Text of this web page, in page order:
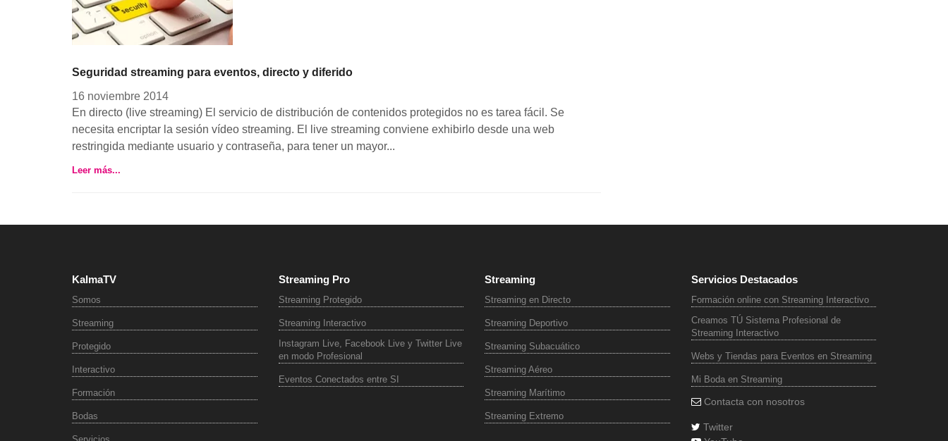
Seguridad streaming para eventos, directo y diferido
16 noviembre 2014
En directo (live streaming) El servicio de distribución de contenidos protegidos no es tarea fácil. Se
necesita encriptar la sesión vídeo streaming. El live streaming conviene exhibirlo desde una web
restringida mediante usuario y contraseña, para tener un mayor...
Leer más...
KalmaTV
Somos
Streaming
Protegido
Interactivo
Formación
Bodas
Streaming Pro
Streaming Protegido
Streaming Interactivo
Instagram Live, Facebook Live y Twitter Live
en modo Profesional
Eventos Conectados entre SI
Streaming
Streaming en Directo
Streaming Deportivo
Streaming Subacuático
Streaming Aéreo
Streaming Marítimo
Streaming Extremo
Servicios Destacados
Formación online con Streaming Interactivo
Creamos TÚ Sistema Profesional de
Streaming Interactivo
Webs y Tiendas para Eventos en Streaming
Mi Boda en Streaming
Contacta con nosotros
Twitter